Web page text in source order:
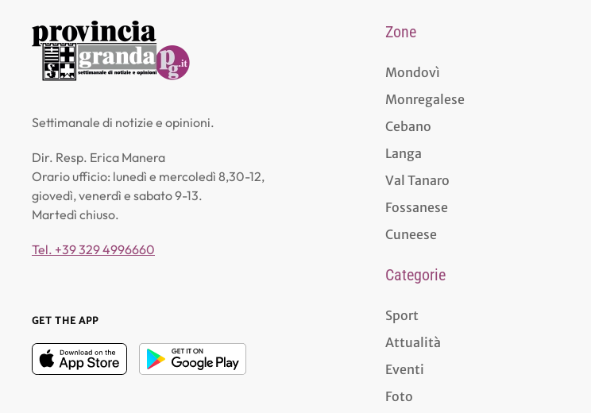
Settimanale di notizie e opinioni.
Dir. Resp. Erica Manera
Orario ufficio: lunedì e mercoledì 8,30-12,
giovedì, venerdì e sabato 9-13.
Martedì chiuso.
Tel. +39 329 4996660
GET THE APP
Zone
Mondovì
Monregalese
Cebano
Langa
Val Tanaro
Fossanese
Cuneese
Categorie
Sport
Attualità
Eventi
Foto